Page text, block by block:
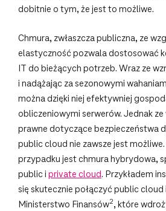
dobitnie o tym, że jest to możliwe.
Chmura, zwłaszcza publiczna, ze
elastyczność pozwala dostosować
IT do bieżących potrzeb. Wraz ze
i nadążając za sezonowymi
można dzięki niej efektywniej
obliczeniowymi serwerów. Jednak
prawne dotyczące bezpieczeństwa
public cloud nie zawsze jest
przypadku jest chmura hybrydowa,
public i private cloud. Przykładem
się skutecznie połączyć public
Ministerstwo Finansów2, które